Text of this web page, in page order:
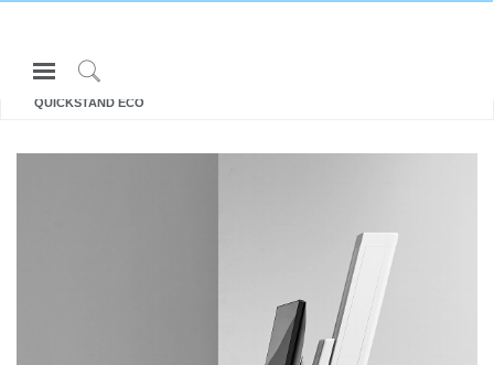
Open
Navigation
Menuto
EFLOAT GO 2.0
所有 坐/立两用工作站
QUICKSTAND ECO